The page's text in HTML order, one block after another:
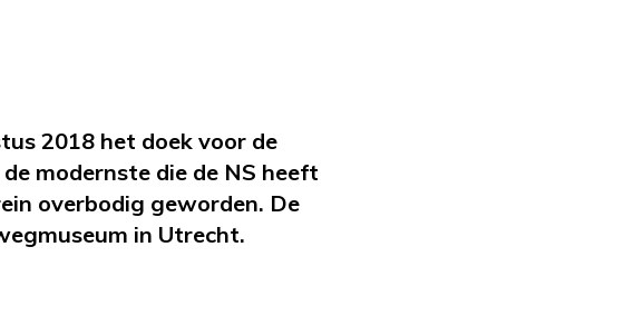
2018 het doek voor de
modernste die de NS heeft
overbodig geworden. De
in Utrecht.